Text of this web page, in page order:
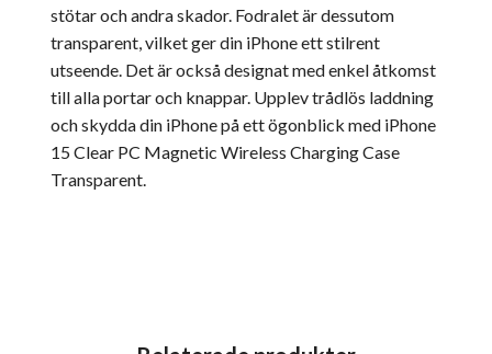
stötar och andra skador. Fodralet är dessutom
transparent, vilket ger din iPhone ett stilrent
utseende. Det är också designat med enkel åtkomst
till alla portar och knappar. Upplev trådlös laddning
och skydda din iPhone på ett ögonblick med iPhone
15 Clear PC Magnetic Wireless Charging Case
Transparent.